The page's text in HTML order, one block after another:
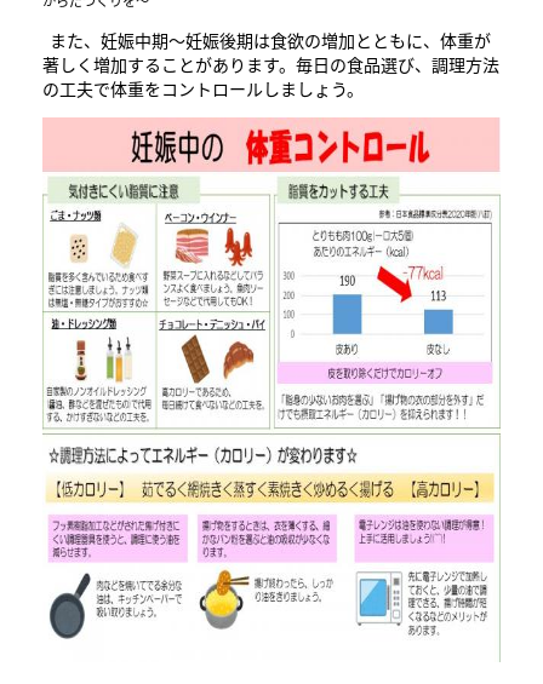
また、妊娠中期～妊娠後期は食欲の増加とともに、体重が
著しく増加することがあります。毎日の食品選び、調理方法
の工夫で体重をコントロールしましょう。